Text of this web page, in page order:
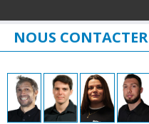
NOUS CONTACTER